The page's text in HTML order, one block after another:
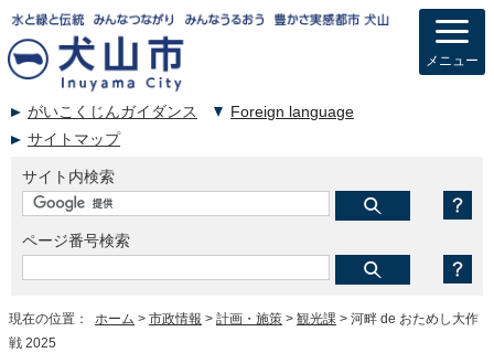
がいこくじんガイダンス
Foreign language
サイトマップ
サイト内検索
ページ番号検索
メニュー
現在の位置： ホーム > 市政情報 > 計画・施策 > 観光課 > 河畔 de おためし大作
戦 2025